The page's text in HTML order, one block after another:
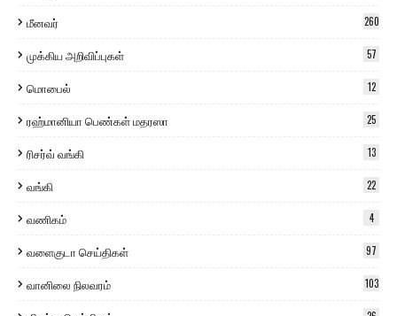
மீனவர் 260
முக்கிய அறிவிப்புகள் 57
மொபைல் 12
ரஹ்மானியா பெண்கள் மதரஸா 25
ரிசர்வ் வங்கி 13
வங்கி 22
வணிகம் 4
வளைகுடா செய்திகள் 97
வானிலை நிலவரம் 103